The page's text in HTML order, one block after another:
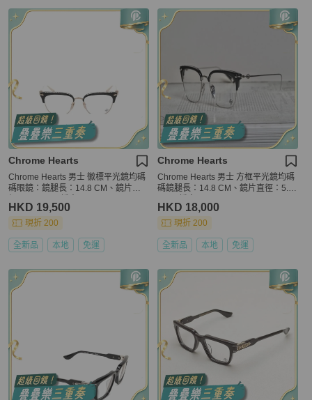
Chrome Hearts
Chrome Hearts 男士 徽標平光鏡均碼
碼眼鏡：鏡腿長：14.8 CM、鏡片直
HKD 19,500
現折 200
全新品 本地 免運
Chrome Hearts
Chrome Hearts 男士 方框平光鏡均碼
碼鏡腿長：14.8 CM、鏡片直徑：5.4
HKD 18,000
現折 200
全新品 本地 免運